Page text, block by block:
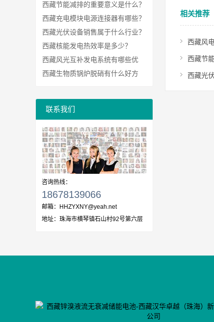
相关推荐
西藏风
西藏节
西藏光
西藏节能减排的重要意义是什么？
西藏充电模块电源连接器有哪些？
西藏光伏设备销售属于什么行业？
西藏核能发电热效率是多少？
西藏风光互补发电系统有哪些优
势？
西藏生物质锅炉脱硝有什么好方
联系我们
咨询热线：
18678139066
邮箱： HHZYXNY@yeah.net
地址： 珠海市横琴镇石山村92号第六层